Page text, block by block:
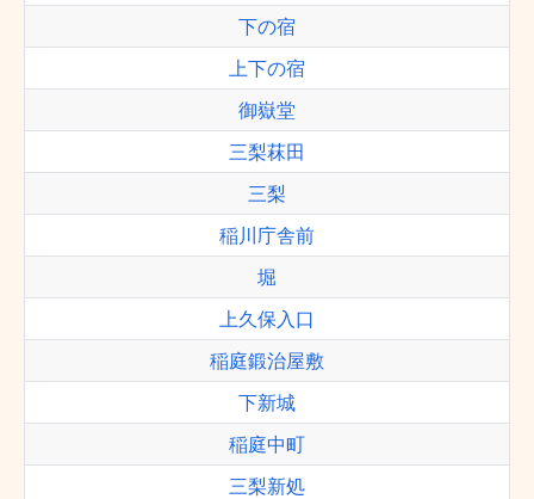
下の宿
上下の宿
御嶽堂
三梨菻田
三梨
稲川庁舎前
堀
上久保入口
稲庭鍛治屋敷
下新城
稲庭中町
三梨新処